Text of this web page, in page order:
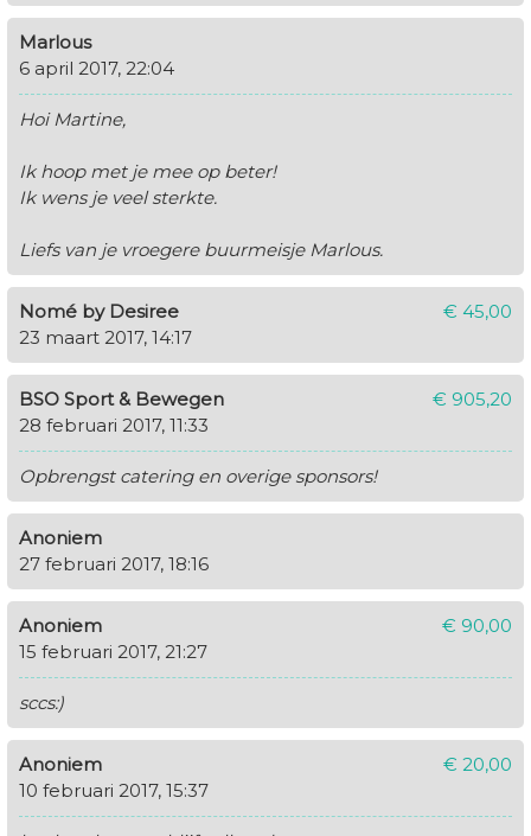
Marlous
6 april 2017, 22:04
Hoi Martine,
Ik hoop met je mee op beter!
Ik wens je veel sterkte.
Liefs van je vroegere buurmeisje Marlous.
€ 45,00
Nomé by Desiree
23 maart 2017, 14:17
€ 905,20
BSO Sport & Bewegen
28 februari 2017, 11:33
Opbrengst catering en overige sponsors!
Anoniem
27 februari 2017, 18:16
€ 90,00
Anoniem
15 februari 2017, 21:27
sccs:)
€ 20,00
Anoniem
10 februari 2017, 15:37